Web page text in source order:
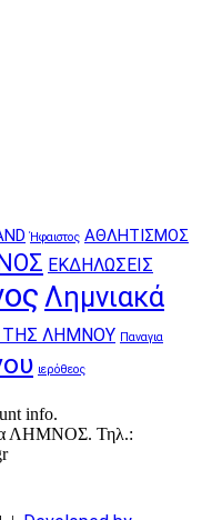
Ήφαιστος ΑΘΛΗΤΙΣΜΟΣ
ΕΚΔΗΛΩΣΕΙΣ
Λημνιακά
ΤΗΣ ΛΗΜΝΟΥ Παναγια
ιερόθεος
info.
ΛΗΜΝΟΣ. Τηλ.: